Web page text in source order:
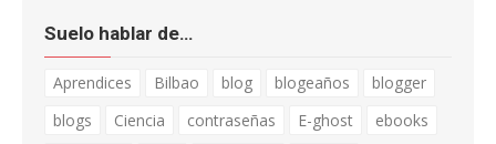
Suelo hablar de…
Aprendices Bilbao blog blogeaños
blogger
blogs
Ciencia contraseñas E-ghost
ebooks